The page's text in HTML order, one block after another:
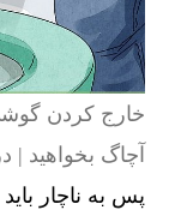
خارج کردن
آچاگ بخواهید |
پس به ناچار